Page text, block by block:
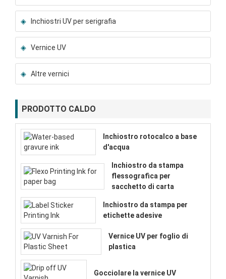
Inchiostri UV per serigrafia
Vernice UV
Altre vernici
PRODOTTO CALDO
Inchiostro rotocalco a base
d'acqua
Inchiostro da stampa
flessografica per
sacchetto di carta
Inchiostro da stampa per
etichette adesive
Vernice UV per foglio di
plastica
Gocciolare la vernice UV